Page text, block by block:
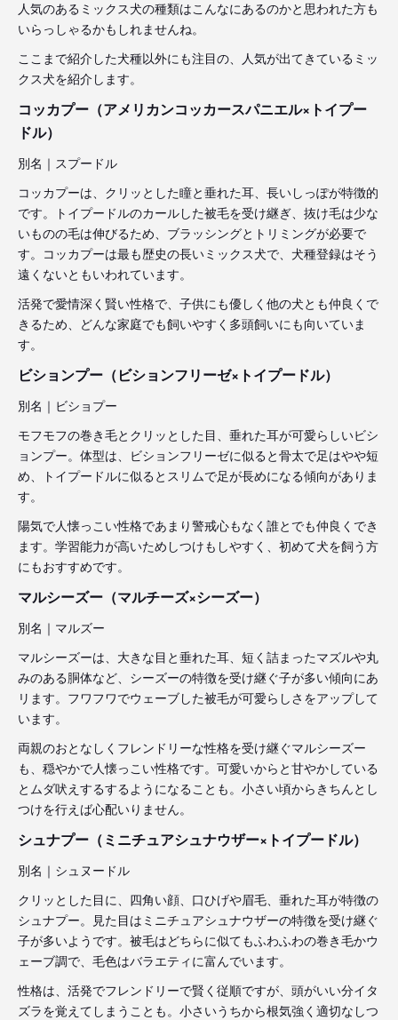
人気のあるミックス犬の種類はこんなにあるのかと思われた方も
いらっしゃるかもしれませんね。
ここまで紹介した犬種以外にも注目の、人気が出てきているミッ
クス犬を紹介します。
コッカプー（アメリカンコッカースパニエル×トイプー
ドル）
別名｜スプードル
コッカプーは、クリッとした瞳と垂れた耳、長いしっぽが特徴的
です。トイプードルのカールした被毛を受け継ぎ、抜け毛は少な
いものの毛は伸びるため、ブラッシングとトリミングが必要で
す。コッカプーは最も歴史の長いミックス犬で、犬種登録はそう
遠くないともいわれています。
活発で愛情深く賢い性格で、子供にも優しく他の犬とも仲良くで
きるため、どんな家庭でも飼いやすく多頭飼いにも向いていま
す。
ビションプー（ビションフリーゼ×トイプードル）
別名｜ビショプー
モフモフの巻き毛とクリッとした目、垂れた耳が可愛らしいビシ
ョンプー。体型は、ビションフリーゼに似ると骨太で足はやや短
め、トイプードルに似るとスリムで足が長めになる傾向がありま
す。
陽気で人懐っこい性格であまり警戒心もなく誰とでも仲良くでき
ます。学習能力が高いためしつけもしやすく、初めて犬を飼う方
にもおすすめです。
マルシーズー（マルチーズ×シーズー）
別名｜マルズー
マルシーズーは、大きな目と垂れた耳、短く詰まったマズルや丸
みのある胴体など、シーズーの特徴を受け継ぐ子が多い傾向にあ
リます。フワフワでウェーブした被毛が可愛らしさをアップして
います。
両親のおとなしくフレンドリーな性格を受け継ぐマルシーズー
も、穏やかで人懐っこい性格です。可愛いからと甘やかしている
とムダ吠えするするようになることも。小さい頃からきちんとし
つけを行えば心配いりません。
シュナプー（ミニチュアシュナウザー×トイプードル）
別名｜シュヌードル
クリッとした目に、四角い顔、口ひげや眉毛、垂れた耳が特徴の
シュナプー。見た目はミニチュアシュナウザーの特徴を受け継ぐ
子が多いようです。被毛はどちらに似てもふわふわの巻き毛かウ
ェーブ調で、毛色はバラエティに富んでいます。
性格は、活発でフレンドリーで賢く従順ですが、頭がいい分イタ
ズラを覚えてしまうことも。小さいうちから根気強く適切なしつ